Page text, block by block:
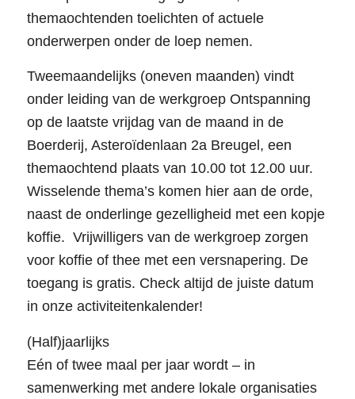
themaochtenden toelichten of actuele
onderwerpen onder de loep nemen.
Tweemaandelijks (oneven maanden) vindt
onder leiding van de werkgroep Ontspanning
op de laatste vrijdag van de maand in de
Boerderij, Asteroïdenlaan 2a Breugel, een
themaochtend plaats van 10.00 tot 12.00 uur.
Wisselende thema’s komen hier aan de orde,
naast de onderlinge gezelligheid met een kopje
koffie. Vrijwilligers van de werkgroep zorgen
voor koffie of thee met een versnapering. De
toegang is gratis. Check altijd de juiste datum
in onze activiteitenkalender!
(Half)jaarlijks
Eén of twee maal per jaar wordt – in
samenwerking met andere lokale organisaties